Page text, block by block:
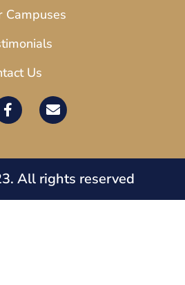
Campuses
Us
All rights reserved